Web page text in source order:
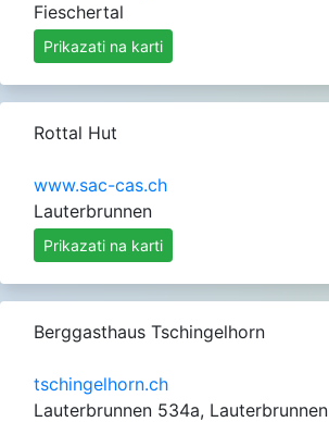
Fieschertal
Prikazati na karti
Rottal Hut
www.sac-cas.ch
Lauterbrunnen
Prikazati na karti
Berggasthaus Tschingelhorn
tschingelhorn.ch
Lauterbrunnen 534a, Lauterbrunnen